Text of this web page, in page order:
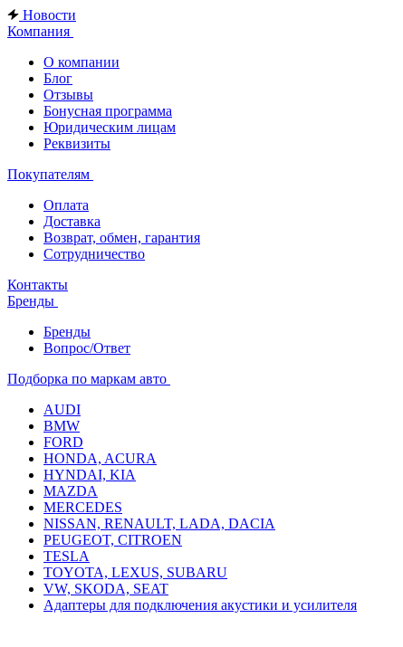
Новости
Компания
О компании
Блог
Отзывы
Бонусная программа
Юридическим лицам
Реквизиты
Покупателям
Оплата
Доставка
Возврат, обмен, гарантия
Сотрудничество
Контакты
Бренды
Бренды
Вопрос/Ответ
Подборка по маркам авто
AUDI
BMW
FORD
HONDA, ACURA
HYNDAI, KIA
MAZDA
MERCEDES
NISSAN, RENAULT, LADA, DACIA
PEUGEOT, CITROEN
TESLA
TOYOTA, LEXUS, SUBARU
VW, SKODA, SEAT
Адаптеры для подключения акустики и усилителя